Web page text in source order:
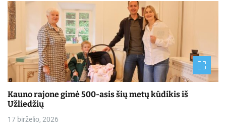
Kauno rajone gimė 500-asis šių metų kūdikis iš
Užliedžių
17 birželio, 2026